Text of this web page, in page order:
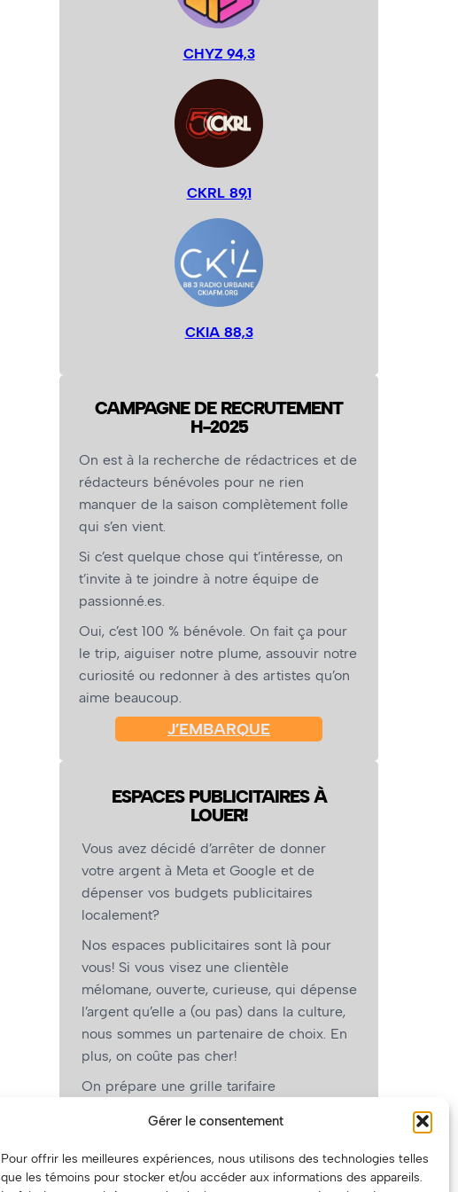
Gérer le consentement
Pour offrir les meilleures expériences, nous utilisons des technologies telles
que les témoins pour stocker et/ou accéder aux informations des appareils.
CHYZ 94,3
CKRL 89,1
CKIA 88,3
CAMPAGNE DE RECRUTEMENT
H-2025
On est à la recherche de rédactrices et de
rédacteurs bénévoles pour ne rien
manquer de la saison complètement folle
qui s’en vient.
Si c’est quelque chose qui t’intéresse, on
t’invite à te joindre à notre équipe de
passionné.es.
Oui, c’est 100 % bénévole. On fait ça pour
le trip, aiguiser notre plume, assouvir notre
curiosité ou redonner à des artistes qu’on
aime beaucoup.
J’EMBARQUE
ESPACES PUBLICITAIRES À
LOUER!
Vous avez décidé d’arrêter de donner
votre argent à Meta et Google et de
dépenser vos budgets publicitaires
localement?
Nos espaces publicitaires sont là pour
vous! Si vous visez une clientèle
mélomane, ouverte, curieuse, qui dépense
l’argent qu’elle a (ou pas) dans la culture,
nous sommes un partenaire de choix. En
plus, on coûte pas cher!
On prépare une grille tarifaire
vous, les artistes!)